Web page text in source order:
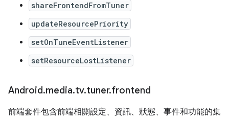
shareFrontendFromTuner
updateResourcePriority
setOnTuneEventListener
setResourceLostListener
Android.media.tv.tuner.frontend
前端套件包含前端相關設定、資訊、狀態、事件和功能的集